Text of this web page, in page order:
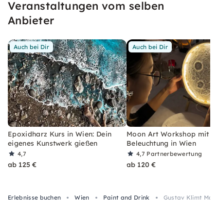
Farbe, Wein und Spaß!
Veranstaltungen vom selben
Anbieter
Auch bei Dir
Epoxidharz Kurs in Wien: Dein
eigenes Kunstwerk gießen
4,7
ab 125 €
Auch bei Dir
Moon Art Workshop mit
Beleuchtung in Wien
4,7 Partnerbewertung
ab 120 €
Erlebnisse buchen Wien Paint and Drink
Gustav Klimt